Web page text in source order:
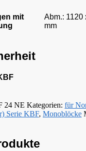
mit
Abm.: 1120
mm
24 NE Kategorien: für
Serie KBF, Monoblöcke